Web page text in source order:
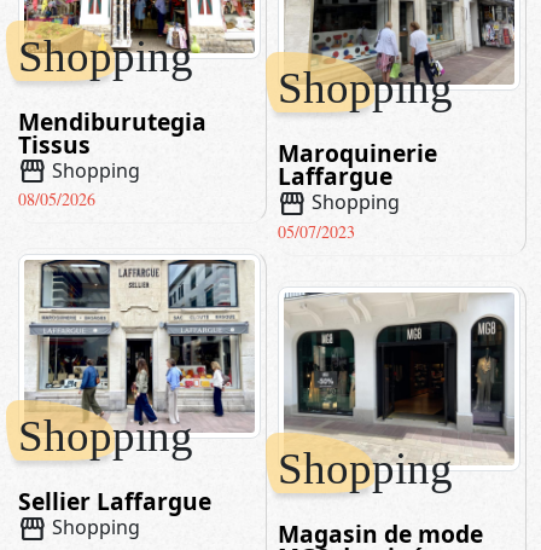
Shopping
Mendiburutegia
Tissus
storefront Shopping
08/05/2026
Shopping
Sellier Laffargue
storefront Shopping
Shopping
Maroquinerie
Laffargue
storefront Shopping
05/07/2023
Shopping
Magasin de mode